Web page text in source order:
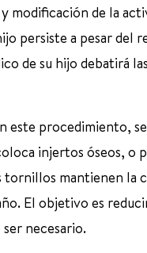
de la
persiste a pesar del
de su hijo debatirá
este procedimiento,
injertos óseos, o
mantienen la
El objetivo es
necesario.